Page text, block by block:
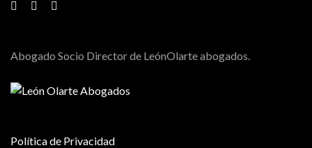
Abogado Socio Director de LeónOlarte abogados.
Política de Privacidad